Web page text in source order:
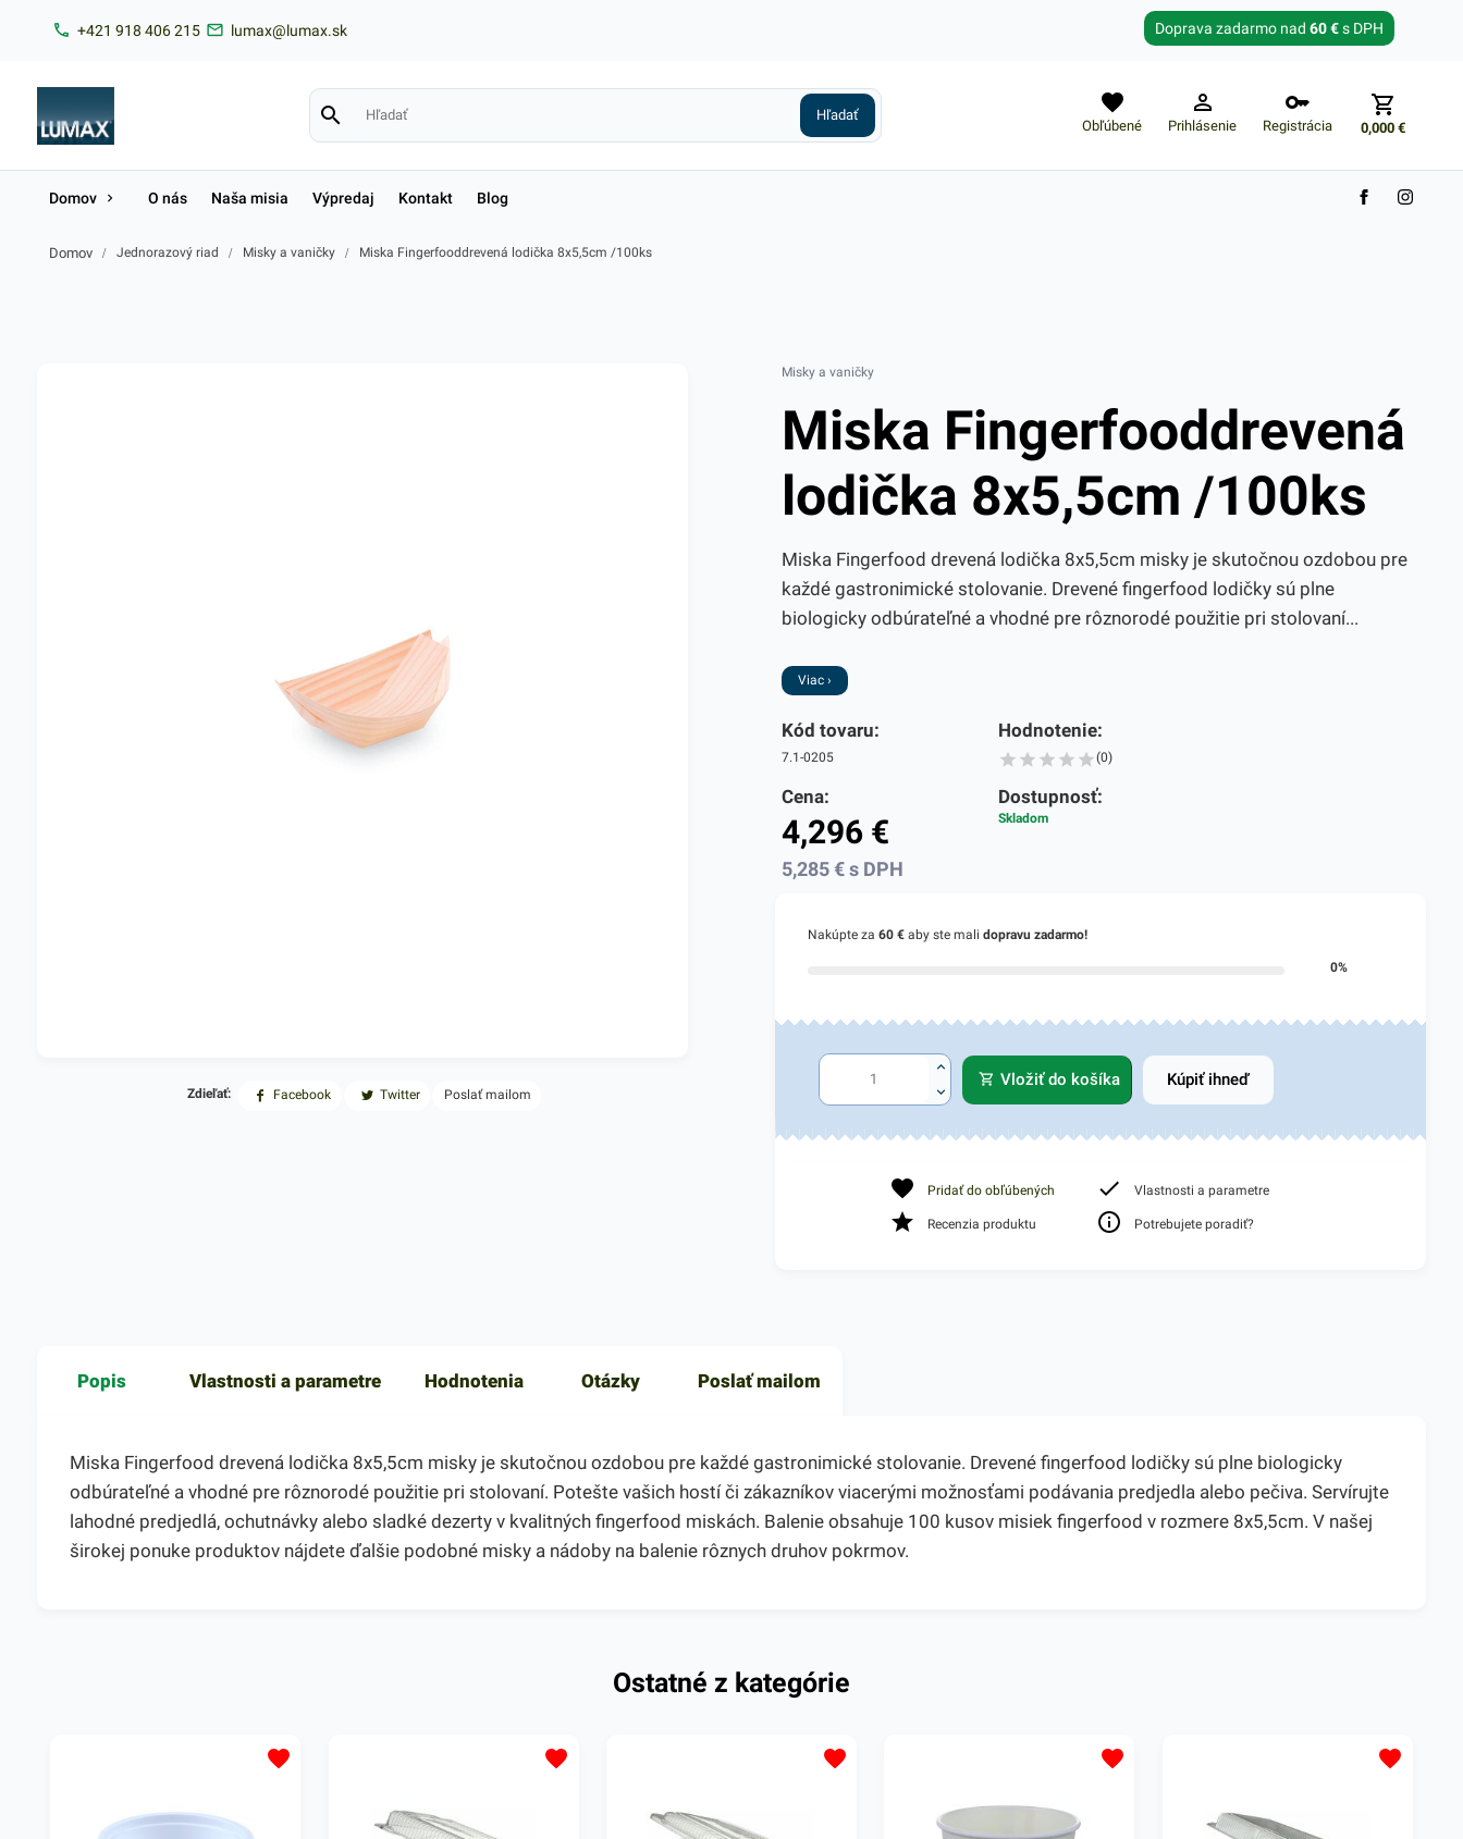
+421 918 406 215 lumax@lumax.sk Doprava zadarmo nad 60 €s DPH
Obľúbené Prihlásenie Registrácia 0,000€
Zabudnuté heslo?
Domov O nás Naša misia Výpredaj Kontakt Blog
Domov / Jednorazový riad / Misky a vaničky / Miska Fingerfooddrevená lodička 8x5,5cm /100ks
Zdieľať: Facebook Twitter Poslať mailom
Misky a vaničky
Miska Fingerfooddrevená
lodička 8x5,5cm /100ks
Miska Fingerfood drevená lodička 8x5,5cm misky je skutočnou ozdobou pre
každé gastronimické stolovanie. Drevené fingerfood lodičky sú plne
biologicky odbúrateľné a vhodné pre rôznorodé použitie pri stolovaní...
Viac ›
Kód tovaru:
7.1-0205
Hodnotenie:
(0)
Cena:
4,296 €
5,285€s DPH
Dostupnosť:
Skladom
Nakúpte za 60 €aby ste mali dopravu zadarmo!
0%
Vložiť do košíka Kúpiť ihneď
Pridať do obľúbených Vlastnosti a parametre
Recenzia produktu Potrebujete poradiť?
Popis Vlastnosti a parametre Hodnotenia Otázky Poslať mailom
Miska Fingerfood drevená lodička 8x5,5cm misky je skutočnou ozdobou pre každé gastronimické stolovanie. Drevené fingerfood lodičky sú plne biologicky
odbúrateľné a vhodné pre rôznorodé použitie pri stolovaní. Potešte vašich hostí či zákazníkov viacerými možnosťami podávania predjedla alebo pečiva. Servírujte
lahodné predjedlá, ochutnávky alebo sladké dezerty v kvalitných fingerfood miskách. Balenie obsahuje 100 kusov misiek fingerfood v rozmere 8x5,5cm. V našej
širokej ponuke produktov nájdete ďalšie podobné misky a nádoby na balenie rôznych druhov pokrmov.
Ostatné z kategórie